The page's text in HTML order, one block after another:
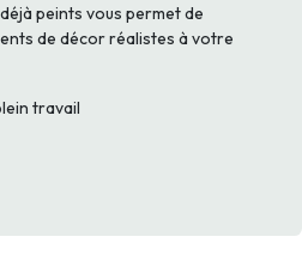
peints vous permet de
de décor réalistes à votre
travail